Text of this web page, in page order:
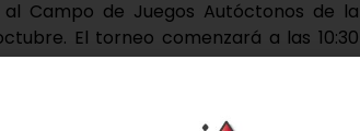
Campo de Juegos Autóctonos de la
El torneo comenzará a las 10:30
para participar en el torneo
de Duero’, en caso de no superar la